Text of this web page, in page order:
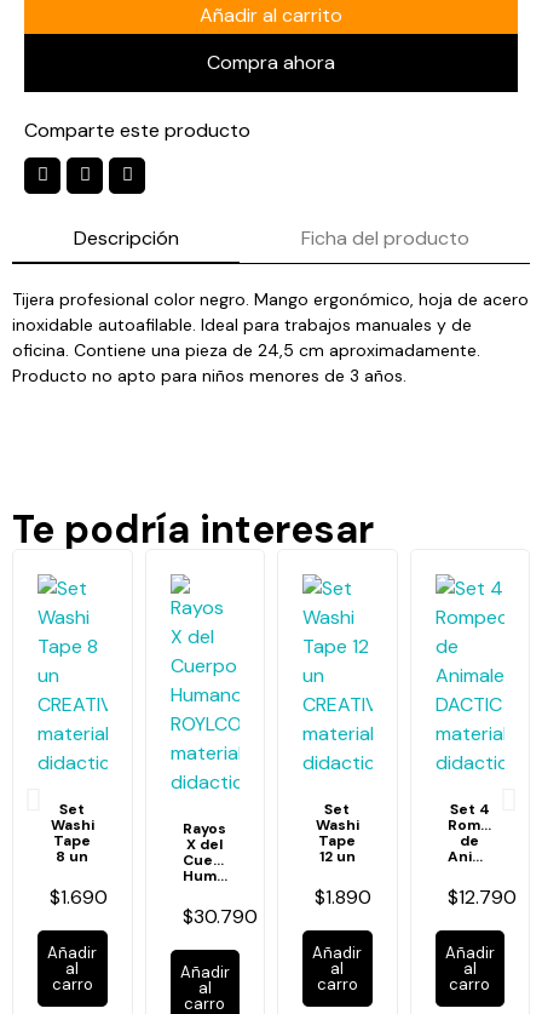
Añadir al carrito
Compra ahora
Comparte este producto
Descripción Ficha del producto
Tijera profesional color negro. Mango ergonómico, hoja de acero
inoxidable autoafilable. Ideal para trabajos manuales y de
oficina. Contiene una pieza de 24,5 cm aproximadamente.
Producto no apto para niños menores de 3 años.
Te podría interesar
Set
Washi
Tape
8 un
$1.690
Añadir
al
carro
Rayos
X del
Cuerpo
Humano
$30.790
Añadir
al
carro
Set
Washi
Tape
12 un
$1.890
Añadir
al
carro
Set 4
de
Animales
$12.790
Añadir
al
carro